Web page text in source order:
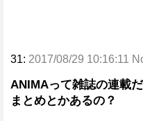
31: 2017/08/29 10:16:11
ANIMAって雑誌の連載
まとめとかあるの？